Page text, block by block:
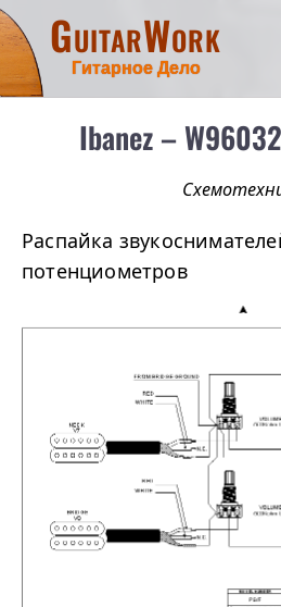
GuitarWork
Гитарное Дело
Ibanez –
Распайка
потенциометров